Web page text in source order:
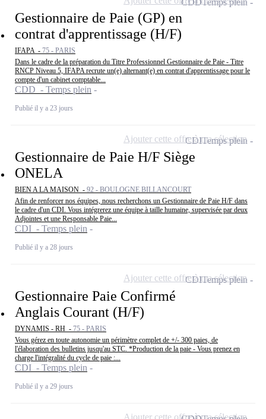
Gestionnaire de Paie (GP) en
contrat d'apprentissage (H/F)
IFAPA - 75 - PARIS
Dans le cadre de la préparation du Titre Professionnel Gestionnaire de Paie - Titre
RNCP Niveau 5, IFAPA recrute un(e) alternant(e) en contrat d'apprentissage pour le
compte d'un cabinet comptable...
CDD - Temps plein
Publié il y a 23 jours
Gestionnaire de Paie H/F Siège
ONELA
BIEN A LA MAISON - 92 - BOULOGNE BILLANCOURT
Afin de renforcer nos équipes, nous recherchons un Gestionnaire de Paie H/F dans
le cadre d'un CDI. Vous intégrerez une équipe à taille humaine, supervisée par deux
Adjointes et une Responsable Paie...
CDI - Temps plein
Publié il y a 28 jours
CDITemps plein
Ajouter cette offre à ma sélection
Gestionnaire Paie Confirmé
Anglais Courant (H/F)
DYNAMIS - RH - 75 - PARIS
Vous gérez en toute autonomie un périmètre complet de +/- 300 paies, de
l'élaboration des bulletins jusqu'au STC. *Production de la paie - Vous prenez en
charge l'intégralité du cycle de paie :...
CDI - Temps plein
Publié il y a 29 jours
CDITemps plein
Ajouter cette offre à ma sélection